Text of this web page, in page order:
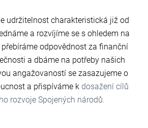
udržitelnost charakteristická již od
a rozvíjíme se s ohledem na
odpovědnost za finanční
a dbáme na potřeby našich
angažovaností se zasazujeme o
a přispíváme k dosažení cílů
rozvoje Spojených národů.